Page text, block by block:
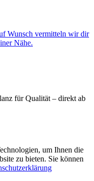
Wunsch vermitteln wir dir
Nähe.
für Qualität – direkt ab
um Ihnen die
zu bieten. Sie können